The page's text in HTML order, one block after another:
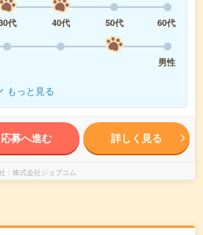
代 40代 50代
60代
男性
もっと見る
応募へ進む 詳しく見る
株式会社ジョブコム